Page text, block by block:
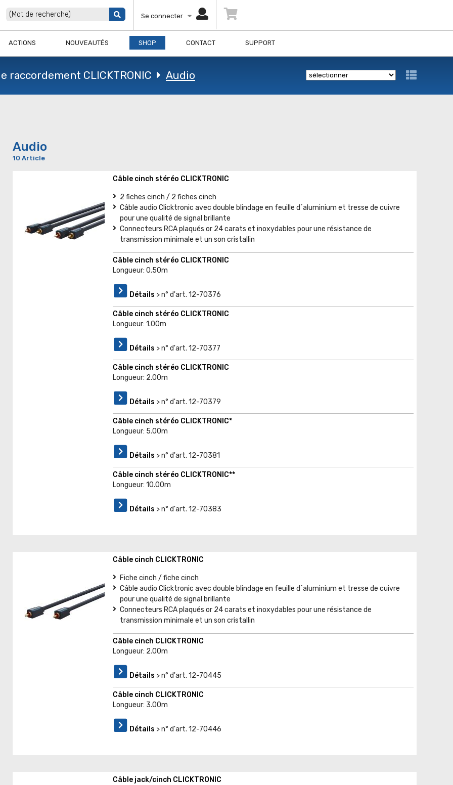
Se connecter
ACTIONS NOUVEAUTÉS SHOP CONTACT SUPPORT
raccordement CLICKTRONIC Audio
Audio
10 Article
Câble cinch stéréo CLICKTRONIC
2 fiches cinch / 2 fiches cinch
Câble audio Clicktronic avec double blindage en feuille d´aluminium et tresse de cuivre
pour une qualité de signal brillante
Connecteurs RCA plaqués or 24 carats et inoxydables pour une résistance de
transmission minimale et un son cristallin
Câble cinch stéréo CLICKTRONIC
Longueur: 0.50m
Détails > n° d'art. 12-70376
Câble cinch stéréo CLICKTRONIC
Longueur: 1.00m
Détails > n° d'art. 12-70377
Câble cinch stéréo CLICKTRONIC
Longueur: 2.00m
Détails > n° d'art. 12-70379
Câble cinch stéréo CLICKTRONIC*
Longueur: 5.00m
Détails > n° d'art. 12-70381
Câble cinch stéréo CLICKTRONIC**
Longueur: 10.00m
Détails > n° d'art. 12-70383
Câble cinch CLICKTRONIC
Fiche cinch / fiche cinch
Câble audio Clicktronic avec double blindage en feuille d´aluminium et tresse de cuivre
pour une qualité de signal brillante
Connecteurs RCA plaqués or 24 carats et inoxydables pour une résistance de
transmission minimale et un son cristallin
Câble cinch CLICKTRONIC
Longueur: 2.00m
Détails > n° d'art. 12-70445
Câble cinch CLICKTRONIC
Longueur: 3.00m
Détails > n° d'art. 12-70446
Câble jack/cinch CLICKTRONIC